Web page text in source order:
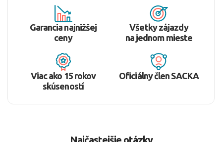
Garancia najnižšej
ceny
Všetky zájazdy
na jednom mieste
Viac ako 15 rokov
skúseností
Oficiálny člen SACKA